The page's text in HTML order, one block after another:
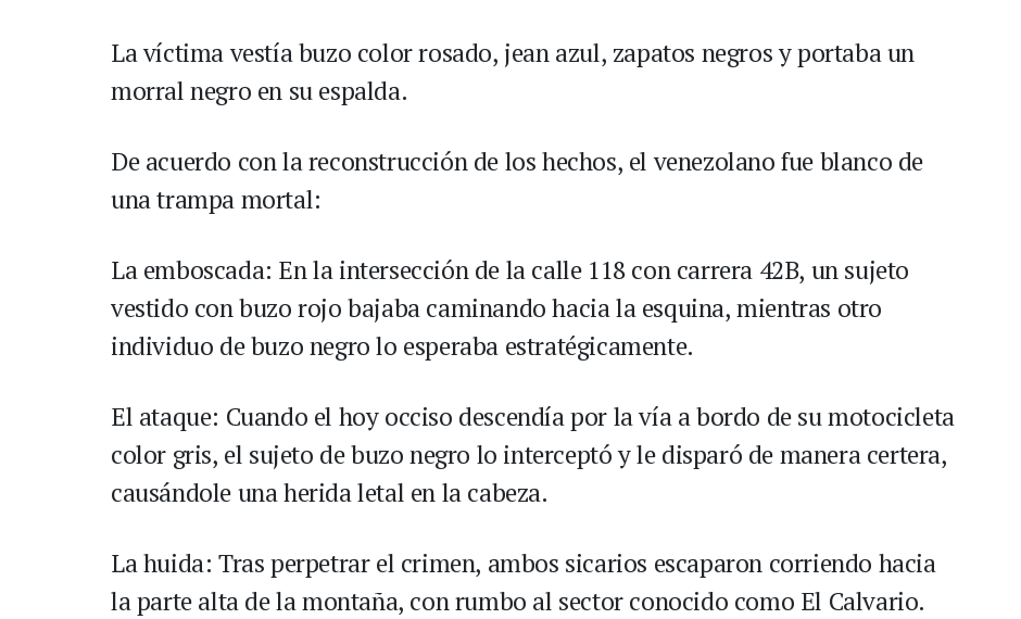
La víctima vestía buzo color rosado, jean azul, zapatos negros y portaba un
morral negro en su espalda.
De acuerdo con la reconstrucción de los hechos, el venezolano fue blanco de
una trampa mortal:
La emboscada: En la intersección de la calle 118 con carrera 42B, un sujeto
vestido con buzo rojo bajaba caminando hacia la esquina, mientras otro
individuo de buzo negro lo esperaba estratégicamente.
El ataque: Cuando el hoy occiso descendía por la vía a bordo de su motocicleta
color gris, el sujeto de buzo negro lo interceptó y le disparó de manera certera,
causándole una herida letal en la cabeza.
La huida: Tras perpetrar el crimen, ambos sicarios escaparon corriendo hacia
la parte alta de la montaña, con rumbo al sector conocido como El Calvario.